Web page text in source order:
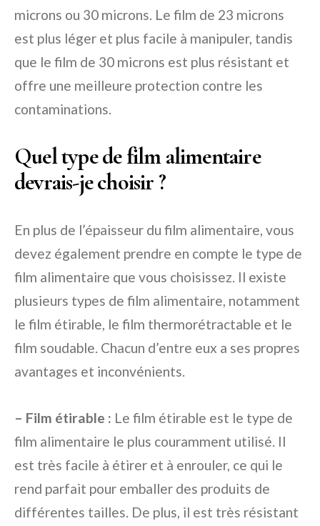
microns ou 30 microns. Le film de 23 microns
est plus léger et plus facile à manipuler, tandis
que le film de 30 microns est plus résistant et
offre une meilleure protection contre les
contaminations.
Quel type de film alimentaire
devrais-je choisir ?
En plus de l’épaisseur du film alimentaire, vous
devez également prendre en compte le type de
film alimentaire que vous choisissez. Il existe
plusieurs types de film alimentaire, notamment
le film étirable, le film thermorétractable et le
film soudable. Chacun d’entre eux a ses propres
avantages et inconvénients.
– Film étirable : Le film étirable est le type de
film alimentaire le plus couramment utilisé. Il
est très facile à étirer et à enrouler, ce qui le
rend parfait pour emballer des produits de
différentes tailles. De plus, il est très résistant